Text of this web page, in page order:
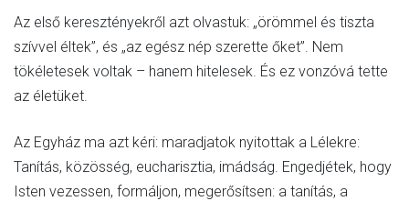
Az első keresztényekről azt olvastuk: „örömmel és tiszta
szívvel éltek”, és „az egész nép szerette őket”. Nem
tökéletesek voltak – hanem hitelesek. És ez vonzóvá tette
az életüket.
Az Egyház ma azt kéri: maradjatok nyitottak a Lélekre:
Tanítás, közösség, eucharisztia, imádság. Engedjétek, hogy
Isten vezessen, formáljon, megerősítsen: a tanítás, a